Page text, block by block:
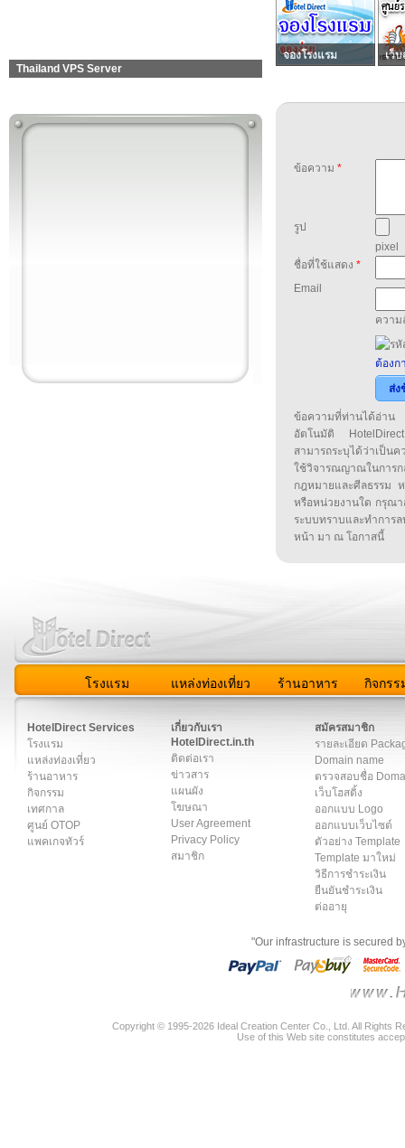
Thailand VPS Server
จองโรงแรม เว็บ
ข้อความ *
รูป
pixel
ชื่อที่ใช้แสดง *
Email
ความ
ต้องก
ส่ง
ข้อความที่ท่านได้อ่าน
อัตโนมัติ
สามารถระบุได้ว่าเป็น
ใช้วิจารณญาณในกา
กฎหมายและศีลธรรม
หรือหน่วยงานใด กรุณา
ระบบทราบและทำกา
หน้า มา ณ โอกาสนี้
โรงแรม แหล่งท่องเที่ยว ร้านอาหาร กิจกรร
HotelDirect Services
โรงแรม
แหล่งท่องเที่ยว
ร้านอาหาร
กิจกรรม
เทศกาล
ศูนย์ OTOP
แพคเกจทัวร์
เกี่ยวกับเรา
HotelDirect.in.th
ติดต่อเรา
ข่าวสาร
แผนผัง
โฆษณา
User Agreement
Privacy Policy
สมาชิก
สมัครสมาชิก
รายละเอียด
Domain name
ตรวจสอบชื่อ
เว็บโฮสติ้ง
ออกแบบ Logo
ออกแบบเว็บไซต์
ตัวอย่าง Template
Template มาใหม่
วิธีการชำระเงิน
ยืนยันชำระเงิน
ต่ออายุ
"Our infrastructure is secured
Copyright © 1995-2026 Ideal Creation Center Co., Ltd. All Rights
Use of this Web site constitutes